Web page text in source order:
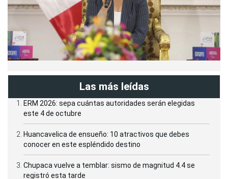
Las más leídas
ERM 2026: sepa cuántas autoridades serán elegidas
este 4 de octubre
Huancavelica de ensueño: 10 atractivos que debes
conocer en este espléndido destino
Chupaca vuelve a temblar: sismo de magnitud 4.4 se
registró esta tarde